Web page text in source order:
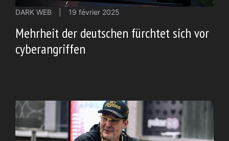
DARK WEB 19 février 2025
Mehrheit der deutschen fürchtet sich vor
cyberangriffen